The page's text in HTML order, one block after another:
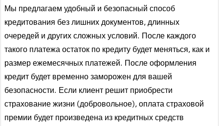
Мы предлагаем удобный и безопасный способ
кредитования без лишних документов, длинных
очередей и других сложных условий. После каждого
такого платежа остаток по кредиту будет меняться, как и
размер ежемесячных платежей. После оформления
кредит будет временно заморожен для вашей
безопасности. Если клиент решит приобрести
страхование жизни (добровольное), оплата страховой
премии будет произведена из кредитных средств